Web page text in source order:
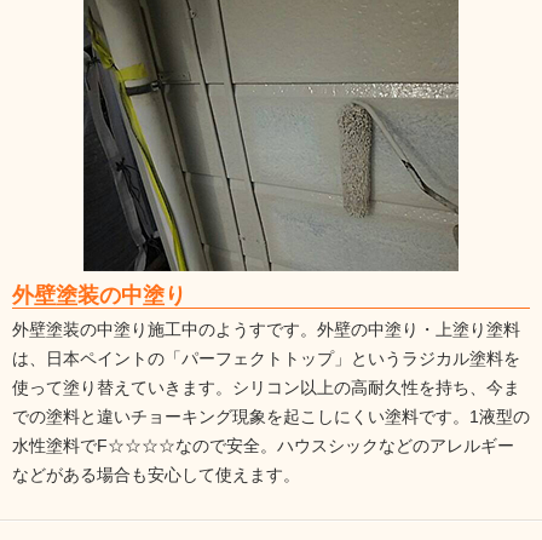
外壁塗装の中塗り
外壁塗装の中塗り施工中のようすです。外壁の中塗り・上塗り塗料
は、日本ペイントの「パーフェクトトップ」というラジカル塗料を
使って塗り替えていきます。シリコン以上の高耐久性を持ち、今ま
での塗料と違いチョーキング現象を起こしにくい塗料です。1液型の
水性塗料でF☆☆☆☆なので安全。ハウスシックなどのアレルギー
などがある場合も安心して使えます。